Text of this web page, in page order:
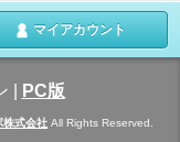
マイアカウント
PC版
株式会社 All Rights Reserved.